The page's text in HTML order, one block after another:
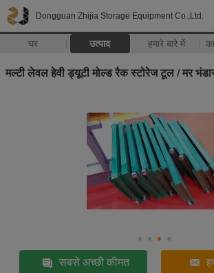
Dongguan Zhijia Storage Equipment Co.,Ltd.
घर उत्पाद हमारे बारे में
मल्टी लेवल हेवी ड्यूटी मोल्ड रैक स्टोरेज टूल / मर
सबसे अच्छी कीमत